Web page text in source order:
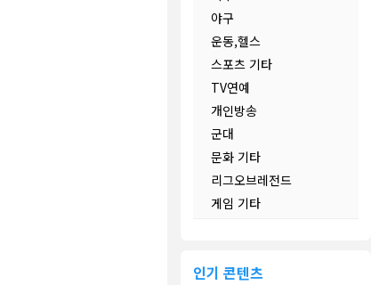
야구
운동,헬스
스포츠 기타
TV연예
개인방송
군대
문화 기타
리그오브레전드
게임 기타
인기 콘텐츠